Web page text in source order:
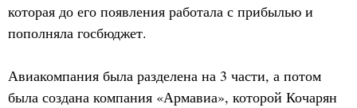
которая до его появления работала с прибылью и
пополняла госбюджет.
Авиакомпания была разделена на 3 части, а потом
была создана компания «Армавиа», которой Кочарян